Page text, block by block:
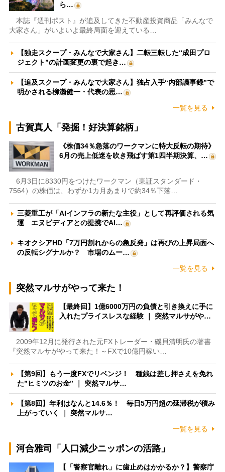
ら…
本誌『週刊ポスト』が追及してきた不動産投資商品「みんなで
大家さん」がいよいよ最終局面を迎えている…
【独走スクープ・みんなで大家さん】二転三転した“成田プロ
ジェクト”の計画変更の裏で起き…
【追及スクープ・みんなで大家さん】独占入手“内部議事録”で
明かされる柳瀬健一・代表の思…
一覧を見る
古賀真人「発掘！好決算銘柄」
《株価34％急落のワークマンに特大反転の期待》
6月の売上低迷を吹き飛ばす第1四半期決算、…
6月3日に8330円をつけたワークマン（東証スタンダード・
7564）の株価は、わずか1カ月あまりで約34％下落…
三菱重工が「AIインフラの新たな主役」として再評価される気
運 エヌビディアとの提携でAI…
キオクシアHD「7万円割れからの急反発」は再びの上昇局面へ
の反転シグナルか？ 市場のムー…
一覧を見る
突然マルサがやって来た！
【最終回】1億6000万円の負債と引き換えに手に
入れたプライスレスな経験 ｜ 突然マルサがや…
2009年12月に発行された元FXトレーダー・磯貝清明氏の著書
『突然マルサがやって来た！～FXで10億円稼い…
【第9回】もう一度FXでリベンジ！ 種銭は差し押さえを免れ
た”ヒミツのお金” ｜ 突然マルサ…
【第8回】年利はなんと14.6％！ 毎日5万円超の延滞税が積み
上がっていく ｜ 突然マルサ…
一覧を見る
河合雅司「人口減少ニッポンの活路」
【「警察官離れ」に歯止めはかかるか？】警察庁